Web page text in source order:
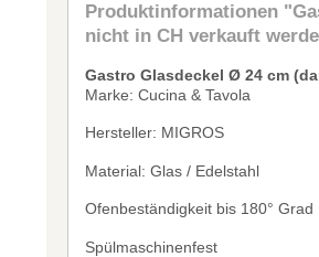
Produktinformationen
nicht in CH verkauft
Gastro GlasdeckelØ 24 cm
Marke: Cucina & Tavola
Hersteller: MIGROS
Material: Glas / Edelstahl
Ofenbeständigkeit bis 180° Grad
Spülmaschinenfest